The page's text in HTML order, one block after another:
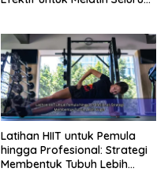
Latihan HIIT untuk Pemula
hingga Profesional: Strategi
Membentuk Tubuh Lebih